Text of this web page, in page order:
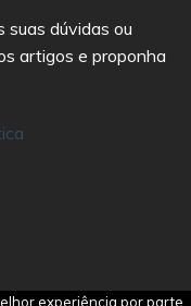
suas dúvidas ou
artigos e proponha
experiência por parte